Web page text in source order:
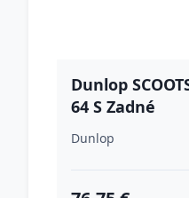
Dunlop
64 S Zadné
Dunlop